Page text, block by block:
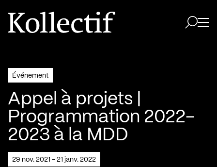
Aller à la page d'accueil
Logo Kollectif
Événement
Appel à projets |
Programmation 2022-
2023 à la MDD
29 nov. 2021 - 21 janv. 2022